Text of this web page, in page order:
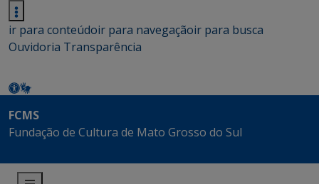
ir para conteúdoir para navegaçãoir para busca
Ouvidoria Transparência
FCMS
Fundação de Cultura de Mato Grosso do Sul